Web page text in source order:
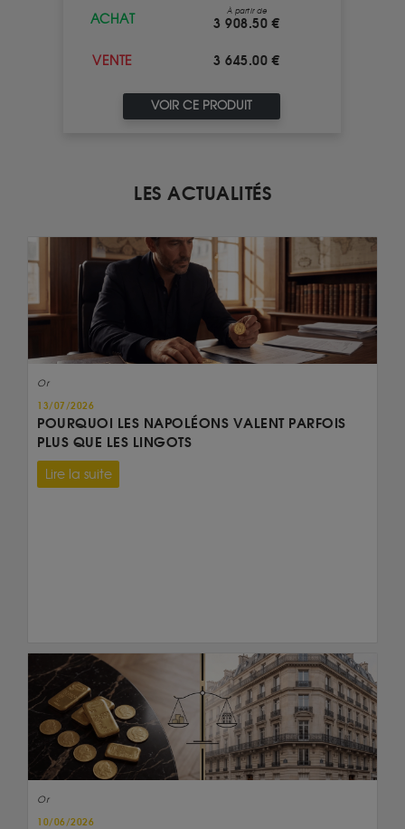
ACHAT
À partir de
3 908.50 €
VENTE 3 645.00 €
VOIR CE PRODUIT
LES ACTUALITÉS
Or
13/07/2026
POURQUOI LES NAPOLÉONS VALENT PARFOIS
PLUS QUE LES LINGOTS
Lire la suite
Or
10/06/2026